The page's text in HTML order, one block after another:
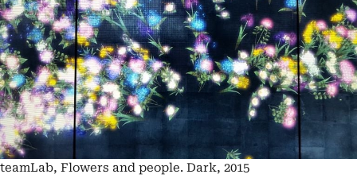
teamLab, Flowers and people. Dark, 2015